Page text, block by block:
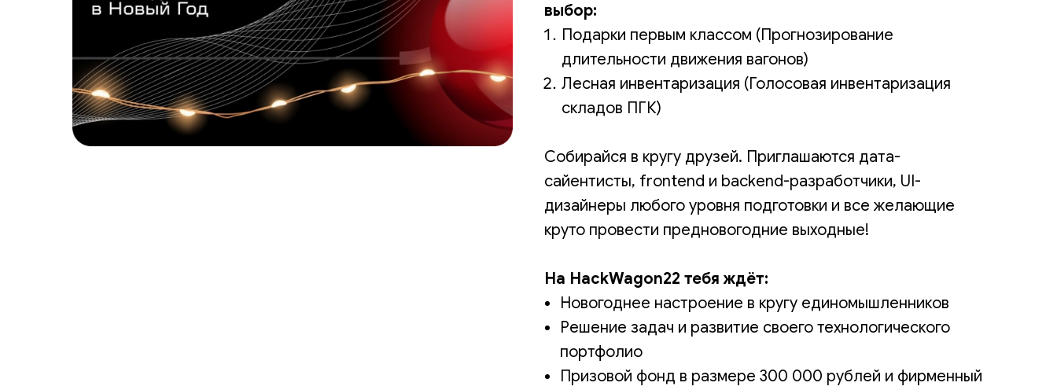
выбор:
Подарки первым классом (Прогнозирование
длительности движения вагонов)
Лесная инвентаризация (Голосовая инвентаризация
складов ПГК)
Собирайся в кругу друзей. Приглашаются дата-
сайентисты, frontend и backend-разработчики, UI-
дизайнеры любого уровня подготовки и все желающие
круто провести предновогодние выходные!
На HackWagon22 тебя ждёт:
Новогоднее настроение в кругу единомышленников
Решение задач и развитие своего технологического
портфолио
Призовой фонд в размере 300 000 рублей и фирменный